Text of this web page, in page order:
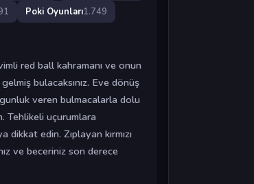
Poki Oyunları1.749
red ball kahramanı ve onun
bulacaksınız. Eve dönüş
veren bulmacalarla dolu
Tehlikeli uçurumlara
edin. Zıplayan kırmızı
ve beceriniz son derece